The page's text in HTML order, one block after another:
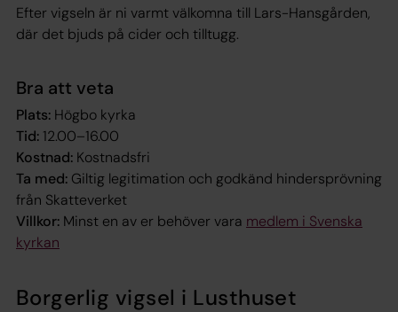
Efter vigseln är ni varmt välkomna till Lars-Hansgården,
där det bjuds på cider och tilltugg.
Bra att veta
Plats: Högbo kyrka
Tid: 12.00–16.00
Kostnad: Kostnadsfri
Ta med: Giltig legitimation och godkänd hindersprövning
från Skatteverket
Villkor: Minst en av er behöver vara medlem i Svenska
kyrkan
Borgerlig vigsel i Lusthuset